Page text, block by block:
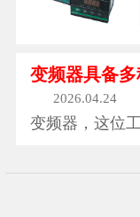
导致产品工艺
参差不齐。而
微温度...
变频器具备
2026.04.24
变频器，这位
耗、精准控制
及智能互联等